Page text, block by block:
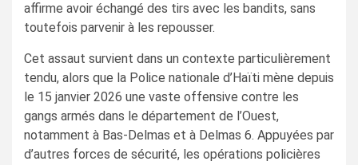
affirme avoir échangé des tirs avec les bandits, sans
toutefois parvenir à les repousser.
Cet assaut survient dans un contexte particulièrement
tendu, alors que la Police nationale d’Haïti mène depuis
le 15 janvier 2026 une vaste offensive contre les
gangs armés dans le département de l’Ouest,
notamment à Bas-Delmas et à Delmas 6. Appuyées par
d’autres forces de sécurité, les opérations policières